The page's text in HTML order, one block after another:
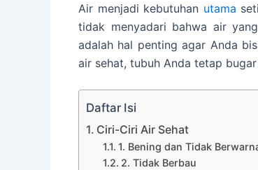
Air menjadi kebutuhan utama
tidak menyadari bahwa air
adalah hal penting agar Anda
air sehat, tubuh Anda tetap
Daftar Isi
Ciri-Ciri Air Sehat
1. Bening dan Tidak
2. Tidak Berbau